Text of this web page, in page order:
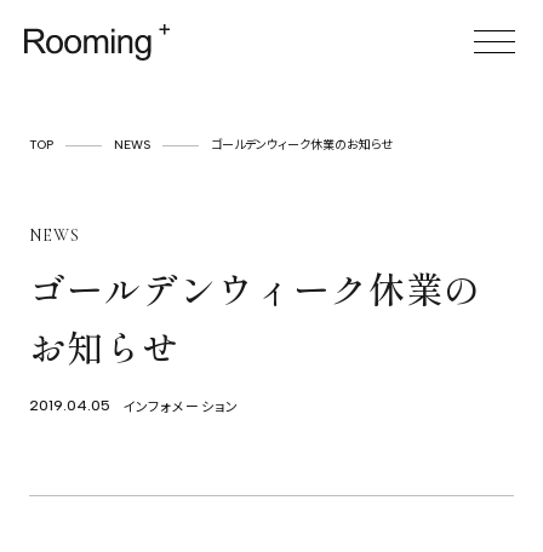
CASES
ITEM
FOR BUSINESS
TOP NEWS ゴールデンウィーク休業のお知らせ
NEWS
ゴールデンウィーク休業の
お知らせ
2019.04.05 インフォメーション